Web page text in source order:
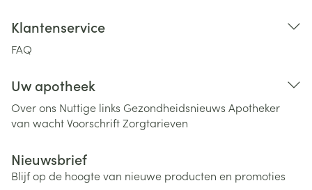
Klantenservice
FAQ
Uw apotheek
Over ons Nuttige links Gezondheidsnieuws Apotheker
van wachtVoorschriftZorgtarieven
Nieuwsbrief
Blijf op de hoogte van nieuwe producten en promoties